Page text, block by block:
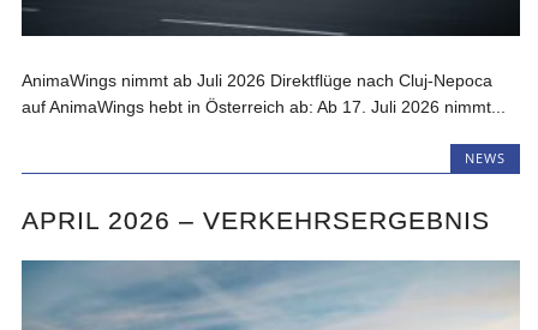
AnimaWings nimmt ab Juli 2026 Direktflüge nach Cluj-Nepoca
auf AnimaWings hebt in Österreich ab: Ab 17. Juli 2026 nimmt...
NEWS
APRIL 2026 – VERKEHRSERGEBNIS